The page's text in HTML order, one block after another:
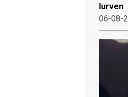
lurven
06-08-